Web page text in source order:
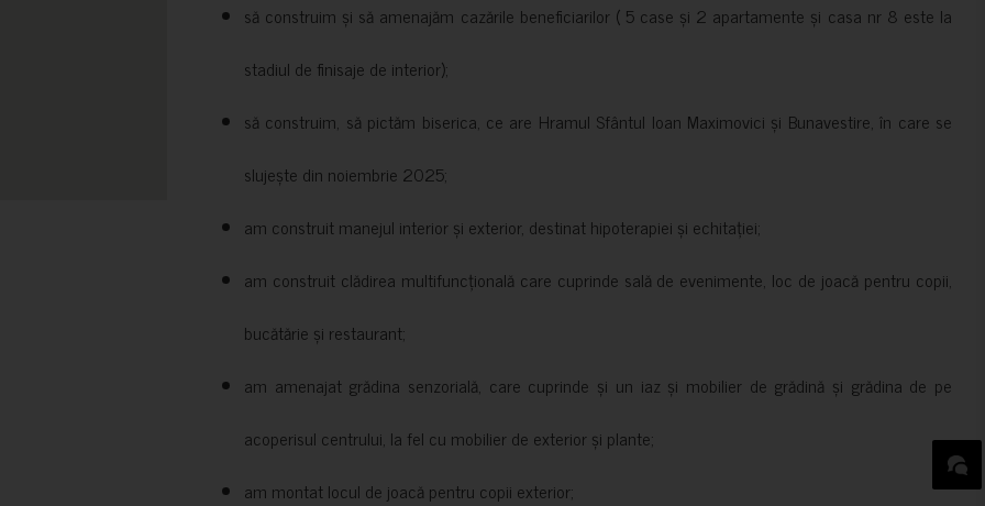
să construim și să amenajăm cazările beneficiarilor ( 5 case și 2 apartamente și casa nr 8 este la
stadiul de finisaje de interior);
să construim, să pictăm biserica, ce are Hramul Sfântul Ioan Maximovici și Bunavestire, în care se
slujește din noiembrie 2025;
am construit manejul interior și exterior, destinat hipoterapiei și echitației;
am construit clădirea multifuncțională care cuprinde sală de evenimente, loc de joacă pentru copii,
bucătărie și restaurant;
am amenajat grădina senzorială, care cuprinde și un iaz și mobilier de grădină și grădina de pe
acoperisul centrului, la fel cu mobilier de exterior și plante;
am montat locul de joacă pentru copii exterior;